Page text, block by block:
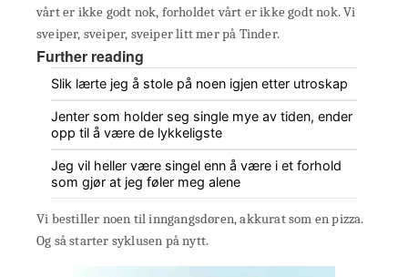
vårt er ikke godt nok, forholdet vårt er ikke godt nok. Vi
sveiper, sveiper, sveiper litt mer på Tinder.
Further reading
Slik lærte jeg å stole på noen igjen etter utroskap
Jenter som holder seg single mye av tiden, ender
opp til å være de lykkeligste
Jeg vil heller være singel enn å være i et forhold
som gjør at jeg føler meg alene
Vi bestiller noen til inngangsdøren, akkurat som en pizza.
Og så starter syklusen på nytt.